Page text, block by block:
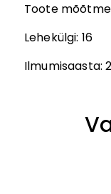
Toote
Lehekülgi: 16
Ilmumisaasta: